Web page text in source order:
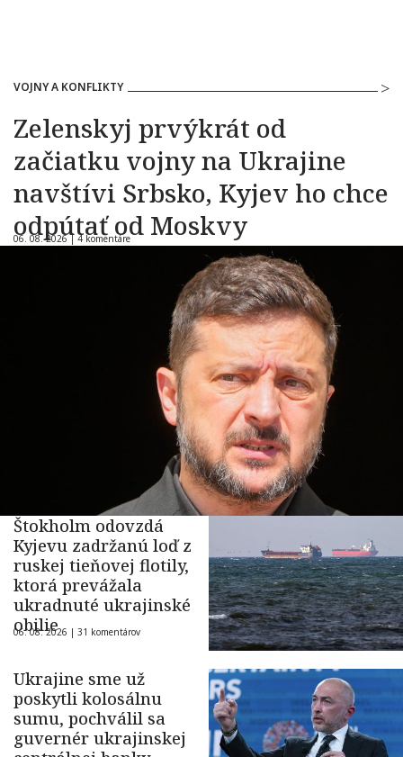
VOJNY A KONFLIKTY
Zelenskyj prvýkrát od
začiatku vojny na Ukrajine
navštívi Srbsko, Kyjev ho chce
odpútať od Moskvy
06. 08. 2026 | 4 komentáre
Štokholm odovzdá
Kyjevu zadržanú loď z
ruskej tieňovej flotily,
ktorá prevážala
ukradnuté ukrajinské
obilie
06. 08. 2026 | 31 komentárov
Ukrajine sme už
poskytli kolosálnu
sumu, pochválil sa
guvernér ukrajinskej